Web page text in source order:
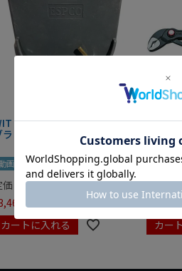
マグネットツールマット
ック
動画あり 夏セール
価
0
カートに入れる
クニペ
セット
動画あ
定価 ¥
¥6,545
カー